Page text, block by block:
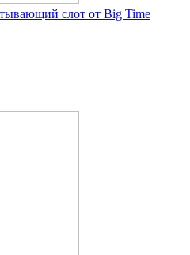
слот от Big Time